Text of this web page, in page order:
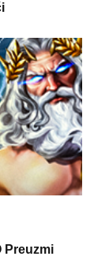
Preuzmi